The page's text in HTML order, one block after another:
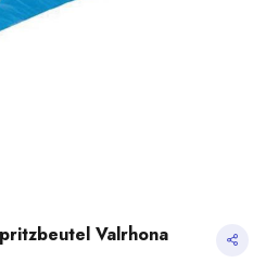
Valrhona